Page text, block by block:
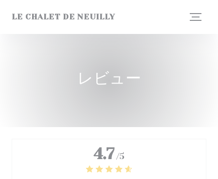
LE CHALET DE NEUILLY
レビュー
4.7 /5